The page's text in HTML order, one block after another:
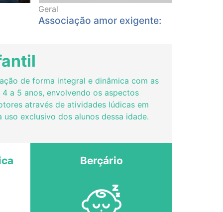
Geral
Associação amor exigente:
de forma integral e dinâmica com as
a 5 anos, envolvendo os aspectos
através de atividades lúdicas em
exclusivo dos alunos dessa idade.
Berçário